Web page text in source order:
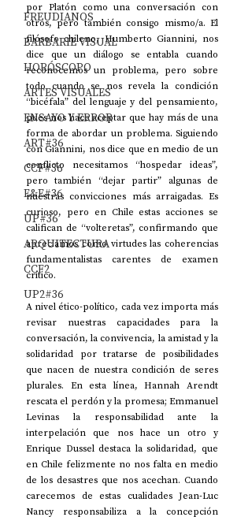
FREUDIANOS
BARBARIE VISUAL
HORÓSCOPO
ARTES VISUALES
ENSAYO Y ERROR
ART#36
CCF#36
E&E#36
UP#36
ARQUITECTURA
CCF2
UP2#36
por Platón como una conversación con
otros, pero también consigo mismo/a. El
filósofo chileno, Humberto Giannini, nos
dice que un diálogo se entabla cuando
reconocemos un problema, pero sobre
todo cuando se nos revela la condición
“bicéfala” del lenguaje y del pensamiento,
pues nos hace aceptar que hay más de una
forma de abordar un problema. Siguiendo
con Giannini, nos dice que en medio de un
conflicto necesitamos “hospedar ideas”,
pero también “dejar partir” algunas de
nuestras convicciones más arraigadas. Es
curioso, pero en Chile estas acciones se
califican de “volteretas”, confirmando que
apreciamos como virtudes las coherencias
fundamentalistas carentes de examen
crítico.
A nivel ético-político, cada vez importa más
revisar nuestras capacidades para la
conversación, la convivencia, la amistad y la
solidaridad por tratarse de posibilidades
que nacen de nuestra condición de seres
plurales. En esta línea, Hannah Arendt
rescata el perdón y la promesa; Emmanuel
Levinas la responsabilidad ante la
interpelación que nos hace un otro y
Enrique Dussel destaca la solidaridad, que
en Chile felizmente no nos falta en medio
de los desastres que nos acechan. Cuando
carecemos de estas cualidades Jean-Luc
Nancy responsabiliza a la concepción